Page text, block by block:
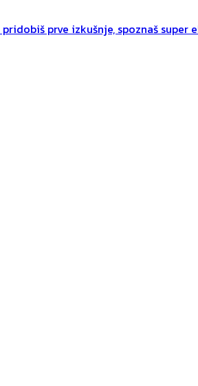
prve izkušnje, spoznaš super